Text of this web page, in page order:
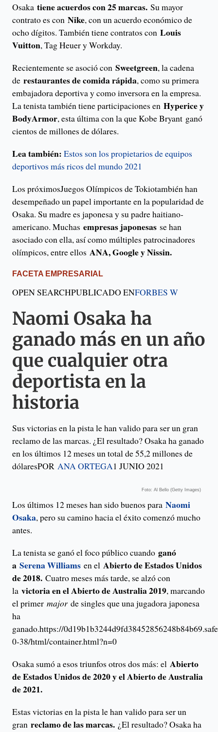
Osaka tiene acuerdos con 25 marcas. Su mayor
contrato es con Nike, con un acuerdo económico de
ocho dígitos. También tiene contratos con Louis
Vuitton, Tag Heuer y Workday.
Recientemente se asoció con Sweetgreen, la cadena
de restaurantes de comida rápida, como su primera
embajadora deportiva y como inversora en la empresa.
La tenista también tiene participaciones en Hyperice y
BodyArmor, esta última con la que Kobe Bryant ganó
cientos de millones de dólares.
Lea también: Estos son los propietarios de equipos
deportivos más ricos del mundo 2021
Los próximosJuegos Olímpicos de Tokiotambién han
desempeñado un papel importante en la popularidad de
Osaka. Su madre es japonesa y su padre haitiano-
americano. Muchas empresas japonesas se han
asociado con ella, así como múltiples patrocinadores
olímpicos, entre ellos ANA, Google y Nissin.
FACETA EMPRESARIAL
OPEN SEARCHPUBLICADO ENFORBES W
Naomi Osaka ha
ganado más en un año
que cualquier otra
deportista en la
historia
Sus victorias en la pista le han valido para ser un gran
reclamo de las marcas. ¿El resultado? Osaka ha ganado
en los últimos 12 meses un total de 55,2 millones de
dólaresPOR ANA ORTEGA1 JUNIO 2021
Foto: Al Bello (Getty Images)
Los últimos 12 meses han sido buenos para Naomi
Osaka, pero su camino hacia el éxito comenzó mucho
antes.
La tenista se ganó el foco público cuando ganó
a Serena Williams en el Abierto de Estados Unidos
de 2018. Cuatro meses más tarde, se alzó con
la victoria en el Abierto de Australia 2019, marcando
el primer majorde singles que una jugadora japonesa
ha
ganado.https://
0-38/html/container.html?n=0
Osaka sumó a esos triunfos otros dos más: el Abierto
de Estados Unidos de 2020 y el Abierto de Australia
de 2021.
Estas victorias en la pista le han valido para ser un
gran reclamo de las marcas. ¿El resultado? Osaka ha